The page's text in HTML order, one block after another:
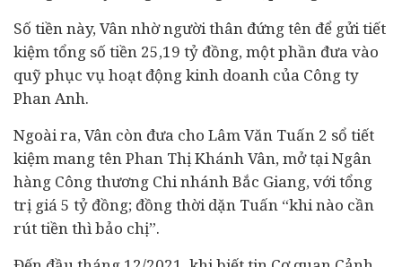
Số tiền này, Vân nhờ người thân đứng tên để gửi tiết
kiệm tổng số tiền 25,19 tỷ đồng, một phần đưa vào
quỹ phục vụ hoạt động kinh doanh của Công ty
Phan Anh.
Ngoài ra, Vân còn đưa cho Lâm Văn Tuấn 2 sổ tiết
kiệm mang tên Phan Thị Khánh Vân, mở tạiNgân
hàng Công thương Chi nhánh Bắc Giang, với tổng
trị giá 5 tỷ đồng; đồng thời dặn Tuấn “khi nào cần
rút tiền thì bảo chị”.